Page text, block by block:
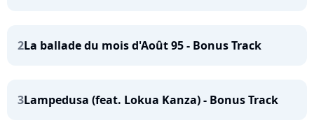
2La ballade du mois d'Août 95 - Bonus Track
3Lampedusa (feat. Lokua Kanza) - Bonus Track